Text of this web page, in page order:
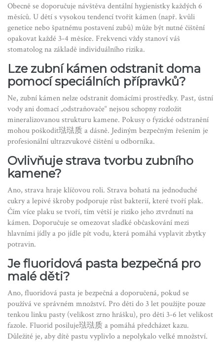
Obecně se doporučuje návštěva dentální hygienistky každých 6
měsíců. U dětí s vysokou tendencí tvořit kámen (např. kvůli
genetice nebo špatnému postavení zubů) může být nutné čištění
opakovat každé 3-4 měsíce. Frekvenci vždy stanoví váš
stomatolog na základě individuálního rizika.
Lze zubní kámen odstranit doma
pomocí speciálních přípravků?
Ne, zubní kámen nelze odstranit domácími prostředky. Past, ústní
vody ani domací „odstraňovače“ nejsou schopny rozložit
mineralizovanou strukturu kamene. Pokusy o fyzické odstranění
mohou poškodit琺琺质 a dásně. Jediným bezpečným řešením je
profesionální ultrazvukové čištění u odborníka.
Ovlivňuje strava tvorbu zubního
kamene?
Ano, strava hraje klíčovou roli. Strava bohatá na jednoduché
cukry a lepivé škroby podporuje růst bakterií, které tvoří plak.
Čím více plaku se tvoří, tím větší je riziko jeho ztvrdnutí na
kámen. Doporučuje se omezovat sladké občaskování mezi
hlavními jídly a po jídle pít vodu, která pomáhá vyplavit zbytky
potravin.
Je fluoridová pasta bezpečná pro
malé děti?
Ano, fluoridová pasta je bezpečná a doporučená, pokud se
používá ve správném množství. Pro děti do 3 let použijte pouze
tenkou linku pasty (velikost zrno hrášku), pro děti 3-6 let velikost
fazole. Fluorid posiluje琺琺质 a pomáhá předcházet kazu.
Důležité je, aby dítě pastu vyplivlo a nepolykalo velké množství.